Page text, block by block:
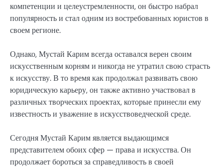
компетенции и целеустремленности, он быстро набрал
популярность и стал одним из востребованных юристов в
своем регионе.
Однако, Мустай Карим всегда оставался верен своим
искусственным корням и никогда не утратил свою страсть
к искусству. В то время как продолжал развивать свою
юридическую карьеру, он также активно участвовал в
различных творческих проектах, которые принесли ему
известность и уважение в искусствоведческой среде.
Сегодня Мустай Карим является выдающимся
представителем обоих сфер — права и искусства. Он
продолжает бороться за справедливость в своей